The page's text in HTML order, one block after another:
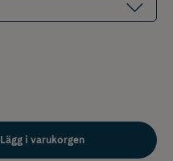
Lägg i varukorgen